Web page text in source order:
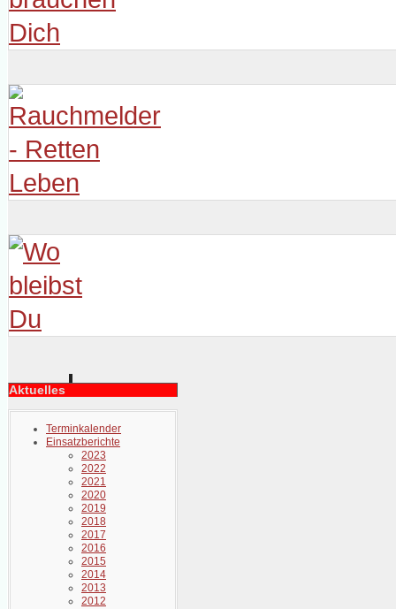
Aktuelles
Terminkalender
Einsatzberichte
2023
2022
2021
2020
2019
2018
2017
2016
2015
2014
2013
2012